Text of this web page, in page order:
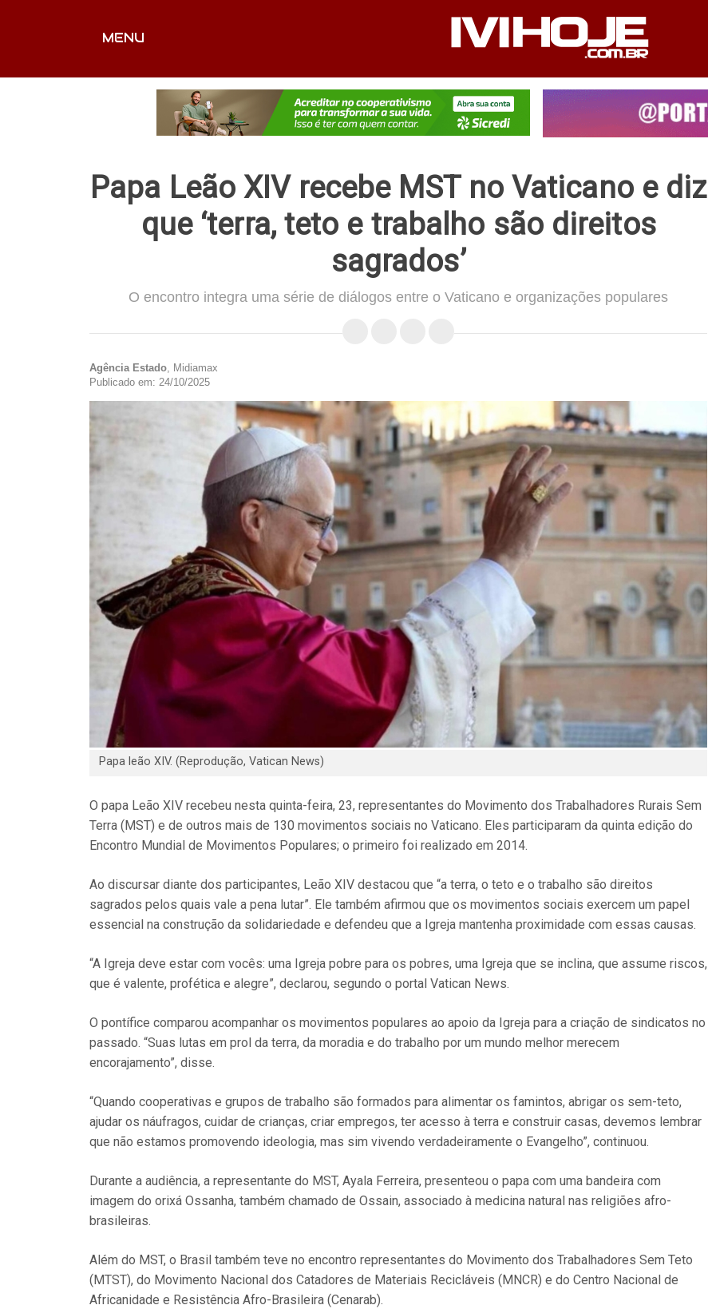
MENU
FALE CONOSCO
Papa Leão XIV recebe MST no Vaticano e diz
que ‘terra, teto e trabalho são direitos
sagrados’
O encontro integra uma série de diálogos entre o Vaticano e organizações populares
Agência Estado, Midiamax
Publicado em: 24/10/2025
Papa leão XIV. (Reprodução, Vatican News)
O papa Leão XIV recebeu nesta quinta-feira, 23, representantes do Movimento dos Trabalhadores Rurais Sem
Terra (MST) e de outros mais de 130 movimentos sociais no Vaticano. Eles participaram da quinta edição do
Encontro Mundial de Movimentos Populares; o primeiro foi realizado em 2014.
Ao discursar diante dos participantes, Leão XIV destacou que “a terra, o teto e o trabalho são direitos
sagrados pelos quais vale a pena lutar”. Ele também afirmou que os movimentos sociais exercem um papel
essencial na construção da solidariedade e defendeu que a Igreja mantenha proximidade com essas causas.
“A Igreja deve estar com vocês: uma Igreja pobre para os pobres, uma Igreja que se inclina, que assume riscos,
que é valente, profética e alegre”, declarou, segundo o portal Vatican News.
O pontífice comparou acompanhar os movimentos populares ao apoio da Igreja para a criação de sindicatos no
passado. “Suas lutas em prol da terra, da moradia e do trabalho por um mundo melhor merecem
encorajamento”, disse.
“Quando cooperativas e grupos de trabalho são formados para alimentar os famintos, abrigar os sem-teto,
ajudar os náufragos, cuidar de crianças, criar empregos, ter acesso à terra e construir casas, devemos lembrar
que não estamos promovendo ideologia, mas sim vivendo verdadeiramente o Evangelho”, continuou.
Durante a audiência, a representante do MST, Ayala Ferreira, presenteou o papa com uma bandeira com
imagem do orixá Ossanha, também chamado de Ossain, associado à medicina natural nas religiões afro-
brasileiras.
Além do MST, o Brasil também teve no encontro representantes do Movimento dos Trabalhadores Sem Teto
(MTST), do Movimento Nacional dos Catadores de Materiais Recicláveis (MNCR) e do Centro Nacional de
Africanidade e Resistência Afro-Brasileira (Cenarab).